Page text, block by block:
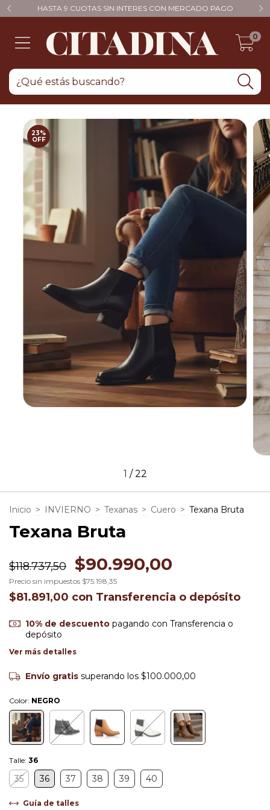
HASTA 9 CUOTAS SIN INTERES CON MERCADO PAGO
0
23%
OFF
1 /22
Inicio > INVIERNO > Texanas > Cuero > Texana Bruta
Texana Bruta
$118.737,50 $90.990,00
Precio sin impuestos $75.198,35
$81.891,00 con Transferencia o depósito
10% de descuentopagando con Transferencia o
depósito
Ver más detalles
Envío gratis superando los $100.000,00
Color: NEGRO
Talle: 36
35 36 37 38 39 40
Guía de talles